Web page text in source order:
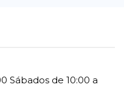
Sábados de 10:00 a